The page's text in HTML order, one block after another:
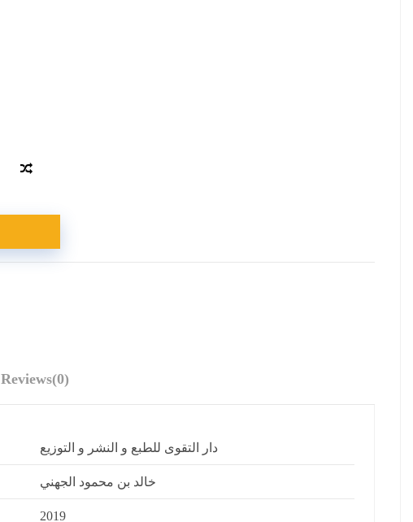
Reviews(0)
دار التقوى للطبع و النشر و التوزيع
خالد بن محمود الجهني
2019